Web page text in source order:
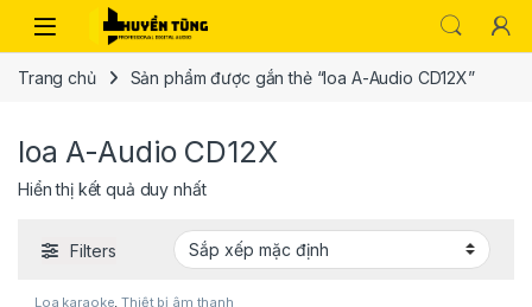
Trang chủ Sản phẩm được gắn thẻ “loa A-Audio CD12X”
loa A-Audio CD12X
Hiển thị kết quả duy nhất
Filters
Loa karaoke ,Thiết bị âm thanh